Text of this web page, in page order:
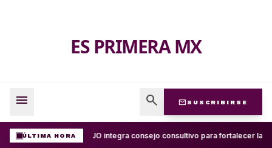
ES PRIMERA MX
menu search mail SUSCRIBIRSE
ÚLTIMA HORAUABJO integra consejo consultivo para fortalecer la